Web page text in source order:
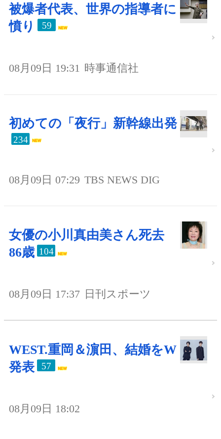
被爆者代表、世界の指導者に
憤り
59
08月09日 19:31 時事通信社
初めての「夜行」新幹線出発
234
08月09日 07:29 TBS NEWS DIG
女優の小川真由美さん死去
86歳 104
08月09日 17:37 日刊スポーツ
WEST.重岡＆濵田、結婚をW
発表
57
08月09日 18:02